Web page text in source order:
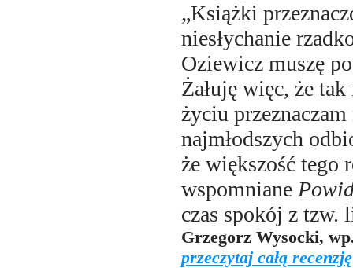
„Książki
niesłychanie
Oziewicz muszę
Żałuję więc, że
życiu
najmłodszych
że większość tego
wspomniane
czas spokój z tzw.
Grzegorz Wysocki,
przeczytaj całą recenzję